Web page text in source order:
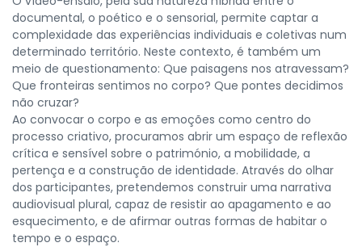
documental, o poético e o sensorial, permite captar a
complexidade das experiências individuais e coletivas num
determinado território. Neste contexto, é também um
meio de questionamento: Que paisagens nos atravessam?
Que fronteiras sentimos no corpo? Que pontes decidimos
não cruzar?
Ao convocar o corpo e as emoções como centro do
processo criativo, procuramos abrir um espaço de reflexão
crítica e sensível sobre o património, a mobilidade, a
pertença e a construção de identidade. Através do olhar
dos participantes, pretendemos construir uma narrativa
audiovisual plural, capaz de resistir ao apagamento e ao
esquecimento, e de afirmar outras formas de habitar o
tempo e o espaço.